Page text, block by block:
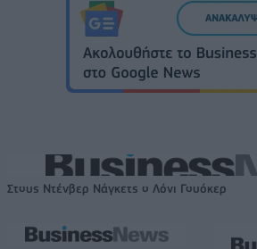
Στους Ντένβερ Νάγκετς ο Λόνι Γουόκερ